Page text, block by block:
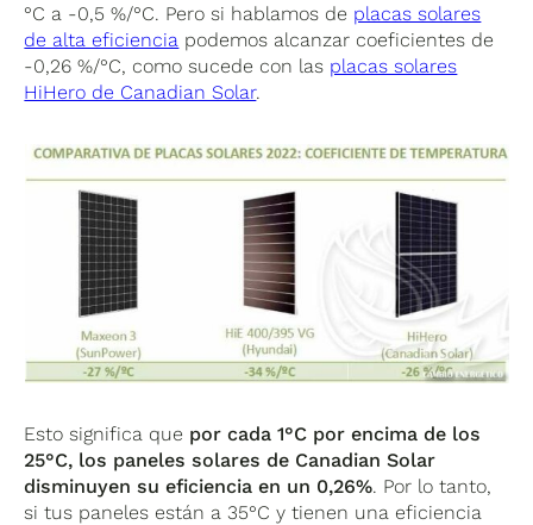
°C a -0,5 %/°C. Pero si hablamos de placas solares
de alta eficiencia podemos alcanzar coeficientes de
-0,26 %/°C, como sucede con las placas solares
HiHero de Canadian Solar.
Esto significa que por cada 1°C por encima de los
25°C, los paneles solares de Canadian Solar
disminuyen su eficiencia en un 0,26%. Por lo tanto,
si tus paneles están a 35°C y tienen una eficiencia